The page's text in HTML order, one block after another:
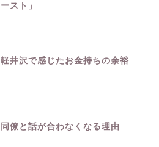
ースト」
軽井沢で感じたお金持ちの余裕
同僚と話が合わなくなる理由